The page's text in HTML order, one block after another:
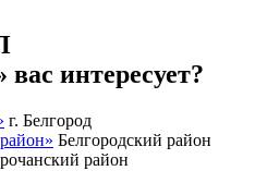
вас интересует?
г. Белгород
Белгородский район
район